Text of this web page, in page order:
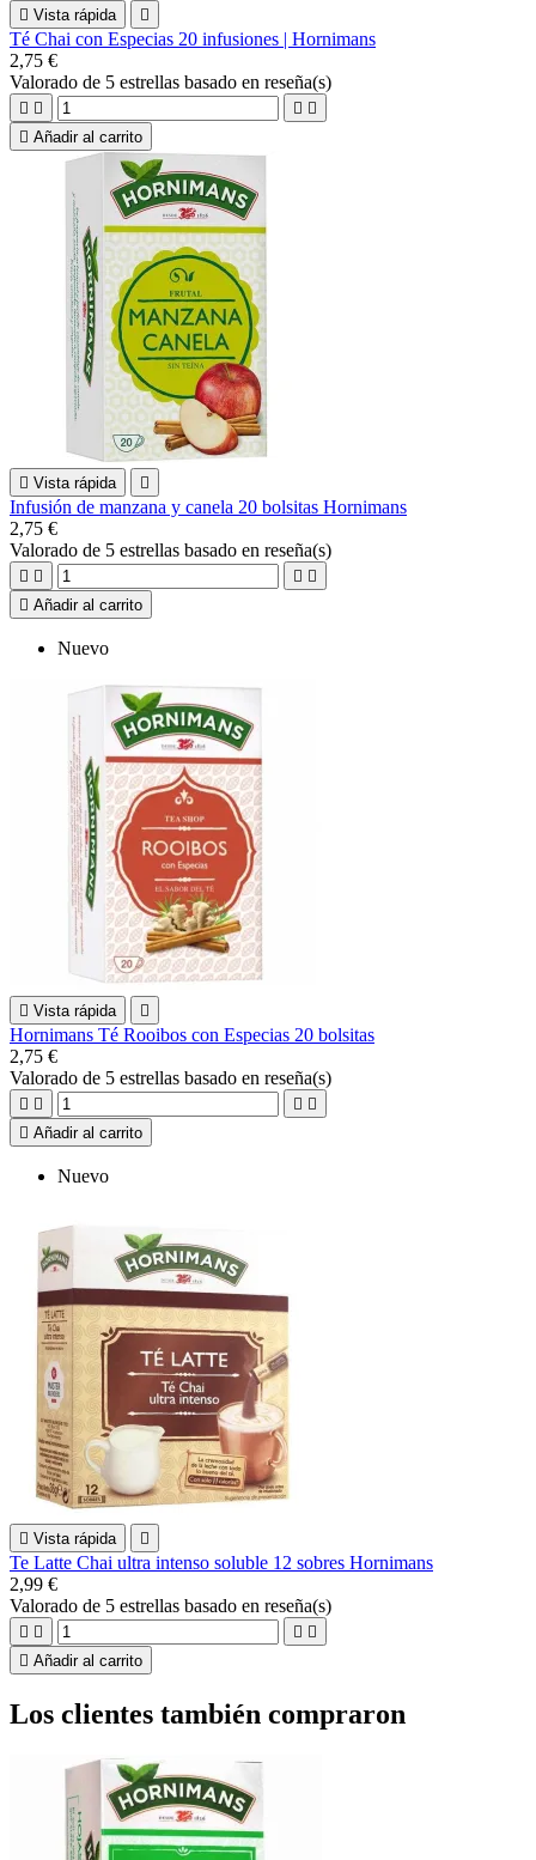
 Vista rápida 
Té Chai con Especias 20 infusiones | Hornimans
2,75 €
Valorado de 5 estrellas basado en reseña(s)
   
 Añadir al carrito
 Vista rápida 
Infusión de manzana y canela 20 bolsitas Hornimans
2,75 €
Valorado de 5 estrellas basado en reseña(s)
   
 Añadir al carrito
Nuevo
 Vista rápida 
Hornimans Té Rooibos con Especias 20 bolsitas
2,75 €
Valorado de 5 estrellas basado en reseña(s)
   
 Añadir al carrito
Nuevo
 Vista rápida 
Te Latte Chai ultra intenso soluble 12 sobres Hornimans
2,99 €
Valorado de 5 estrellas basado en reseña(s)
   
 Añadir al carrito
Los clientes también compraron